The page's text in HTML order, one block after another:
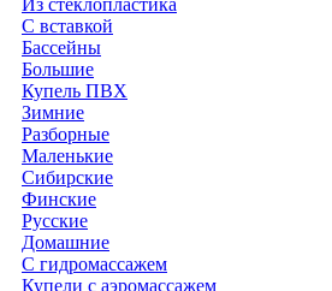
С вставкой
Бассейны
Большие
Купель ПВХ
Зимние
Разборные
Маленькие
Сибирские
Финские
Русские
Домашние
С гидромассажем
Купели с аэромассажем